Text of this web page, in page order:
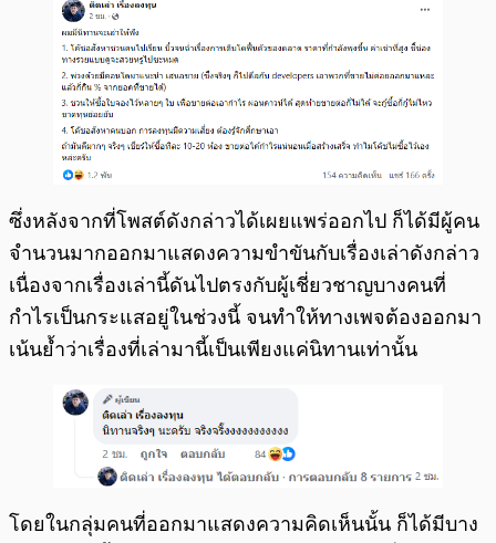
ซึ่งหลังจากที่โพสต์ดังกล่าวได้เผยแพร่ออกไป ก็ได้มีผู้คน
จำนวนมากออกมาแสดงความขำขันกับเรื่องเล่าดังกล่าว
เนื่องจากเรื่องเล่านี้ดันไปตรงกับผู้เชี่ยวชาญบางคนที่
กำไรเป็นกระแสอยู่ในช่วงนี้ จนทำให้ทางเพจต้องออกมา
เน้นย้ำว่าเรื่องที่เล่ามานี้เป็นเพียงแค่นิทานเท่านั้น
โดยในกลุ่มคนที่ออกมาแสดงความคิดเห็นนั้น ก็ได้มีบาง